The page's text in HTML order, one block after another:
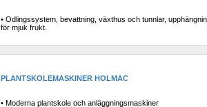
• Odlingssystem, bevattning, växthus och tunnlar,
för mjuk frukt.
PLANTSKOLEMASKINER HOLMAC
• Moderna plantskole och anläggningsmaskiner